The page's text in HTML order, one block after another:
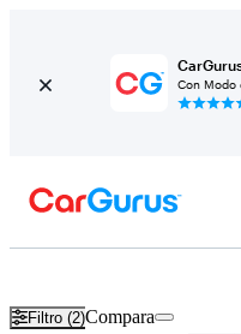
Con Modo
Filtro (2)Compara